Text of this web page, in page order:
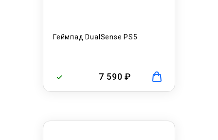
Геймпад DualSense PS5
7 590 ₽